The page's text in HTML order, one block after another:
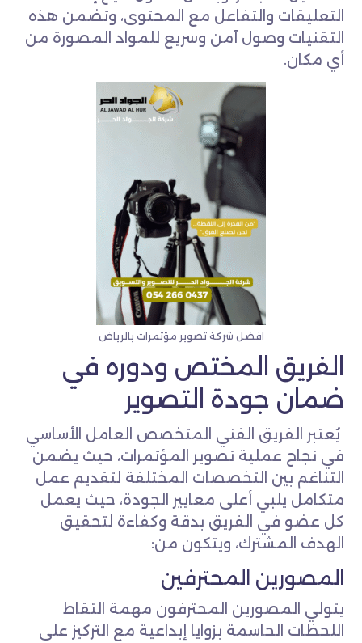
التعليقات والتفاعل مع المحتوى، وتضمن هذه
التقنيات وصول آمن وسريع للمواد المصورة من
أي مكان.
افضل شركة تصوير مؤتمرات بالرياض
الفريق المختص ودوره في
ضمان جودة التصوير
يُعتبر الفريق الفني المتخصص العامل الأساسي
في نجاح عملية تصوير المؤتمرات، حيث يضمن
التناغم بين التخصصات المختلفة لتقديم عمل
متكامل يلبي أعلى معايير الجودة، حيث يعمل
كل عضو في الفريق بدقة وكفاءة لتحقيق
الهدف المشترك، ويتكون من:
المصورين المحترفين
يتولي المصورين المحترفون مهمة التقاط
اللحظات الحاسمة بزوايا إبداعية مع التركيز على